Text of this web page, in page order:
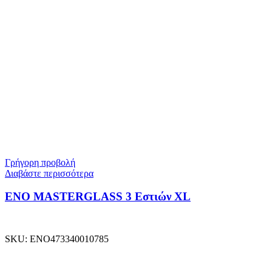
Γρήγορη προβολή
Διαβάστε περισσότερα
ENO MASTERGLASS 3 Εστιών XL
SKU: ENO473340010785